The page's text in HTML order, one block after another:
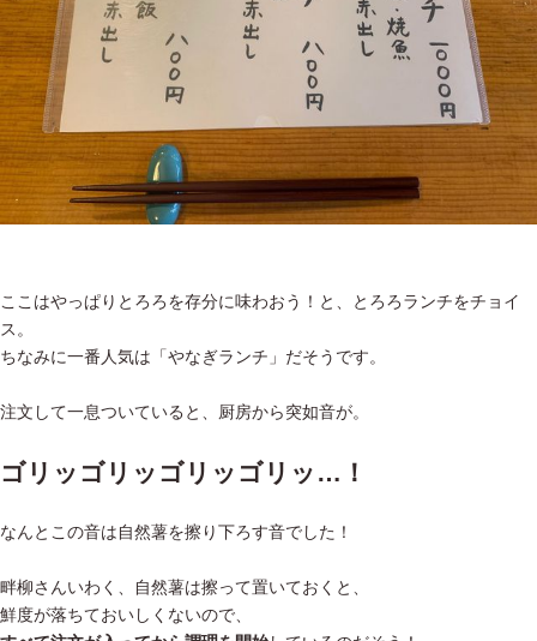
ここはやっぱりとろろを存分に味わおう！と、とろろランチをチョイ
ス。
ちなみに一番人気は「やなぎランチ」だそうです。
注文して一息ついていると、厨房から突如音が。
ゴリッゴリッゴリッゴリッ…！
なんとこの音は自然薯を擦り下ろす音でした！
畔柳さんいわく、自然薯は擦って置いておくと、
鮮度が落ちておいしくないので、